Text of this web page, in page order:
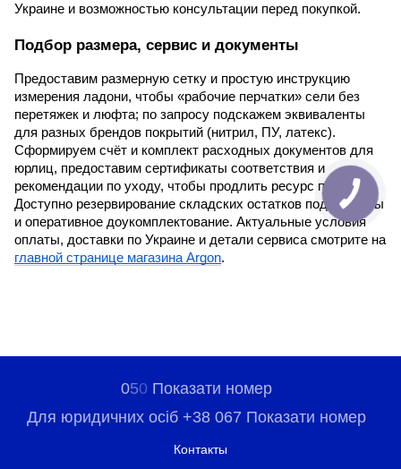
Украине и возможностью консультации перед покупкой.
Подбор размера, сервис и документы
Предоставим размерную сетку и простую инструкцию
измерения ладони, чтобы «рабочие перчатки» сели без
перетяжек и люфта; по запросу подскажем эквиваленты
для разных брендов покрытий (нитрил, ПУ, латекс).
Сформируем счёт и комплект расходных документов для
юрлиц, предоставим сертификаты соответствия и
рекомендации по уходу, чтобы продлить ресурс пары.
Доступно резервирование складских остатков под объекты
и оперативное доукомплектование. Актуальные условия
оплаты, доставки по Украине и детали сервиса смотрите на
главной странице магазина Argon.
050 Показати номер
Для юридичних осіб +38 067 Показати номер
Контакты